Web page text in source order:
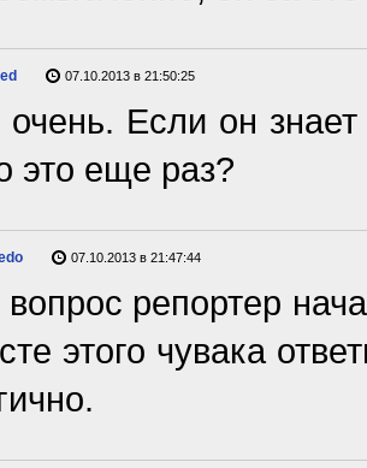
07.10.2013 в 21:50:25
Если он
это еще раз?
07.10.2013 в 21:47:44
вопрос репортер
этого чувака